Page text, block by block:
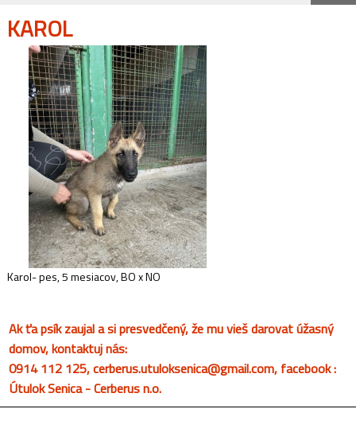
KAROL
Karol- pes, 5 mesiacov, BO x NO
Ak ťa psík zaujal a si presvedčený, že mu vieš darovat úžasný
domov, kontaktuj nás:
0914 112 125, cerberus.utuloksenica@gmail.com, facebook :
Útulok Senica - Cerberus n.o.